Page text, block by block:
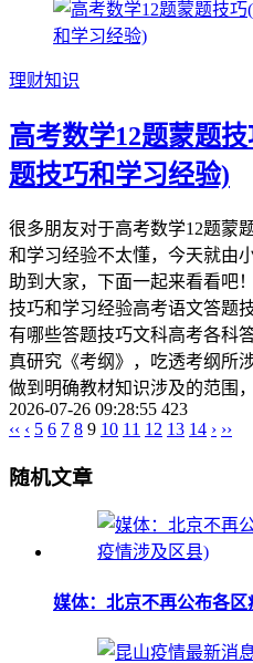
理财知识
高考数学12题蒙题
题技巧和学习经验)
很多朋友对于高考数学12题蒙
和学习经验不太懂，今天就由
助到大家，下面一起来看看吧
技巧和学习经验高考语文答题
有哪些答题技巧文科高考各科
真研究《考纲》，吃透考纲所
做到明确教材知识涉及的范围
2026-07-26 09:28:55 423
‹‹ ‹ 5 6 7 8 9 10 11 12 13 14 › ››
随机文章
媒体：北京不再公布各